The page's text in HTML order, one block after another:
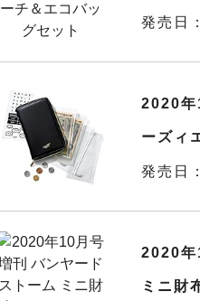
発売日
2020
ーズィ
発売日
2020年
ミニ財